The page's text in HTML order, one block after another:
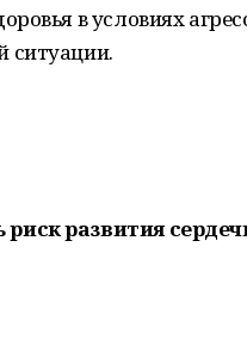
в условиях
ситуации.
развития